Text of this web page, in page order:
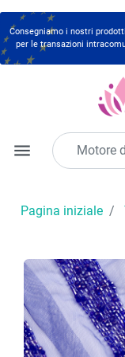
Consegniamo i nostri
per le transazioni
menu
Pagina iniziale